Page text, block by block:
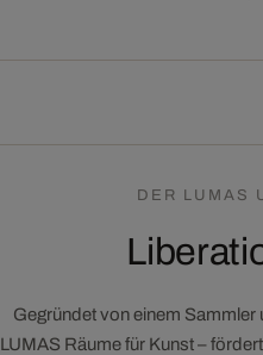
DER LUMAS
Gegründet von einem
LUMAS Räume für Kunst –